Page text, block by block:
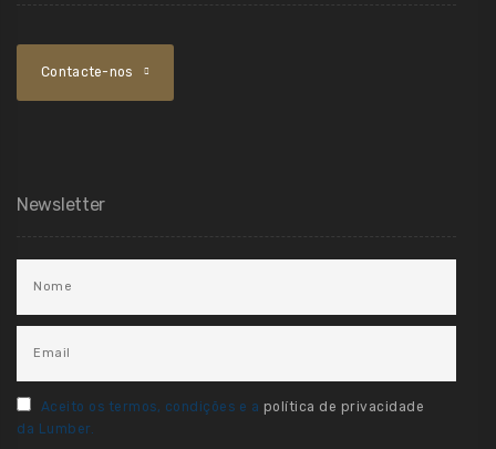
Contacte-nos
Newsletter
Aceito os termos, condições e a política de privacidade
da Lumber.